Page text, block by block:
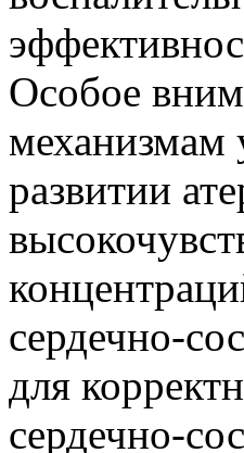
Особое
механизмам
развитии
сердечно-
для
сердечно-